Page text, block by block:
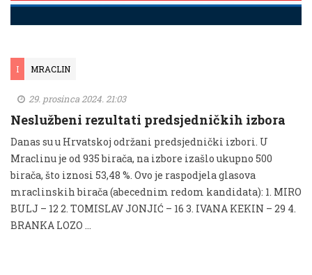
I MRACLIN
29. prosinca 2024. 21:03
Neslužbeni rezultati predsjedničkih izbora
Danas su u Hrvatskoj održani predsjednički izbori. U
Mraclinu je od 935 birača, na izbore izašlo ukupno 500
birača, što iznosi 53,48 %. Ovo je raspodjela glasova
mraclinskih birača (abecednim redom kandidata): 1. MIRO
BULJ – 12 2. TOMISLAV JONJIĆ – 16 3. IVANA KEKIN – 29 4.
BRANKA LOZO …